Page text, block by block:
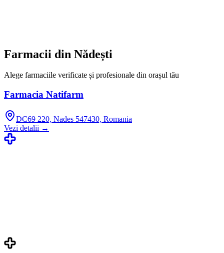
Farmacii din Nădești
Alege farmaciile verificate și profesionale din orașul tău
Farmacia Natifarm
DC69 220, Nades 547430, Romania
Vezi detalii →